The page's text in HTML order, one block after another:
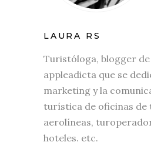
LAURA RS
Turistóloga, blogger de
appleadicta que se
marketing y la
turística de oficinas de
aerolíneas,
hoteles. etc.